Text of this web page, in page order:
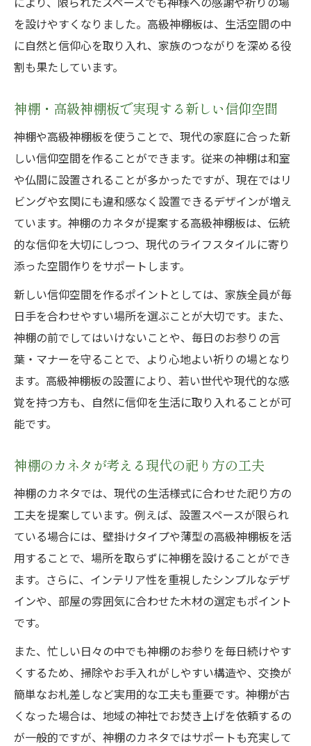
を設けやすくなりました。高級神棚板は、生活空間の中
に自然と信仰心を取り入れ、家族のつながりを深める役
割も果たしています。
神棚・高級神棚板で実現する新しい信仰空間
神棚や高級神棚板を使うことで、現代の家庭に合った新
しい信仰空間を作ることができます。従来の神棚は和室
や仏間に設置されることが多かったですが、現在ではリ
ビングや玄関にも違和感なく設置できるデザインが増え
ています。神棚のカネタが提案する高級神棚板は、伝統
的な信仰を大切にしつつ、現代のライフスタイルに寄り
添った空間作りをサポートします。
新しい信仰空間を作るポイントとしては、家族全員が毎
日手を合わせやすい場所を選ぶことが大切です。また、
神棚の前でしてはいけないことや、毎日のお参りの言
葉・マナーを守ることで、より心地よい祈りの場となり
ます。高級神棚板の設置により、若い世代や現代的な感
覚を持つ方も、自然に信仰を生活に取り入れることが可
能です。
神棚のカネタが考える現代の祀り方の工夫
神棚のカネタでは、現代の生活様式に合わせた祀り方の
工夫を提案しています。例えば、設置スペースが限られ
ている場合には、壁掛けタイプや薄型の高級神棚板を活
用することで、場所を取らずに神棚を設けることができ
ます。さらに、インテリア性を重視したシンプルなデザ
インや、部屋の雰囲気に合わせた木材の選定もポイント
です。
また、忙しい日々の中でも神棚のお参りを毎日続けやす
くするため、掃除やお手入れがしやすい構造や、交換が
簡単なお札差しなど実用的な工夫も重要です。神棚が古
くなった場合は、地域の神社でお焚き上げを依頼するの
が一般的ですが、神棚のカネタではサポートも充実して